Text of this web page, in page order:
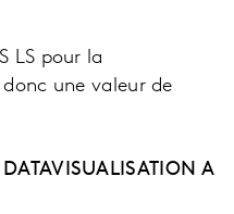
LS pour la
une valeur de
A